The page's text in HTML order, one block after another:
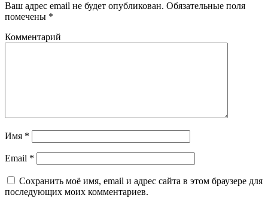
Ваш адрес email не будет опубликован. Обязательные поля
помечены *
Комментарий
Имя *
Email *
Сохранить моё имя, email и адрес сайта в этом браузере для
последующих моих комментариев.